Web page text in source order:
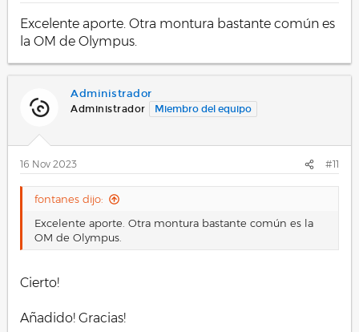
Excelente aporte. Otra montura bastante común es
la OM de Olympus.
Administrador
Administrador Miembro del equipo
16 Nov 2023 #11
fontanes dijo:
Excelente aporte. Otra montura bastante común es la
OM de Olympus.
Cierto!
Añadido! Gracias!